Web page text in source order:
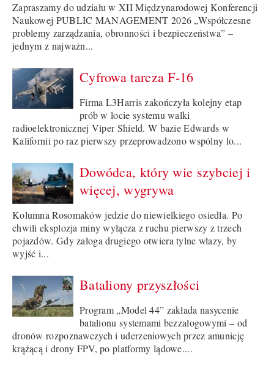
Zapraszamy do udziału w XII Międzynarodowej Konferencji
Naukowej PUBLIC MANAGEMENT 2026 „Współczesne
problemy zarządzania, obronności i bezpieczeństwa” –
jednym z najważn...
Cyfrowa tarcza F-16
Firma L3Harris zakończyła kolejny etap
prób w locie systemu walki
radioelektronicznej Viper Shield. W bazie Edwards w
Kalifornii po raz pierwszy przeprowadzono wspólny lo...
Dowódca, który wie szybciej i
więcej, wygrywa
Kolumna Rosomaków jedzie do niewielkiego osiedla. Po
chwili eksplozja miny wyłącza z ruchu pierwszy z trzech
pojazdów. Gdy załoga drugiego otwiera tylne włazy, by
wyjść i...
Bataliony przyszłości
Program „Model 44” zakłada nasycenie
batalionu systemami bezzałogowymi – od
dronów rozpoznawczych i uderzeniowych przez amunicję
krążącą i drony FPV, po platformy lądowe....